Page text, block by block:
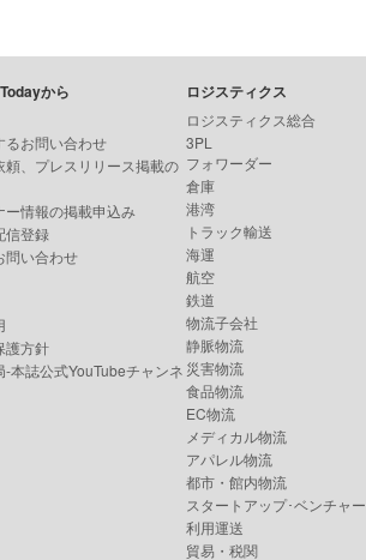
から
るお問い合わせ
頼、プレスリリース掲載の
ー情報の掲載申込み
信登録
問い合わせ
護方針
-本誌公式YouTubeチャンネ
ロジスティクス
ロジスティクス総合
3PL
フォワーダー
倉庫
港湾
トラック輸送
海運
航空
鉄道
物流子会社
静脈物流
災害物流
食品物流
EC物流
メディカル物流
アパレル物流
都市・館内物流
スタートアップ･ベンチャー
利用運送
貿易・税関